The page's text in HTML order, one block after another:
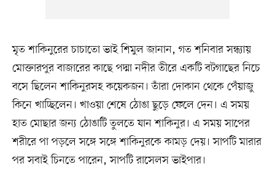
মৃত শাকিনুরের চাচাতো ভাই শিমুল জানান, গত শনিবার সন্ধ্যায়
মোক্তারপুর বাজারের কাছে পদ্মা নদীর তীরে একটি বটগাছের নিচে
বসে ছিলেন শাকিনুরসহ কয়েকজন। তাঁরা দোকান থেকে পেঁয়াজু
কিনে খাচ্ছিলেন। খাওয়া শেষে ঠোঙা ছুড়ে ফেলে দেন। এ সময়
হাত মোছার জন্য ঠোঙাটি তুলতে যান শাকিনুর। এ সময় সাপের
শরীরে পা পড়লে সঙ্গে সঙ্গে শাকিনুরকে কামড় দেয়। সাপটি মারার
পর সবাই চিনতে পারেন, সাপটি রাসেলস ভাইপার।